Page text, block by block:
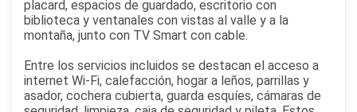
placard, espacios de guardado, escritorio con
biblioteca y ventanales con vistas al valle y a la
montaña, junto con TV Smart con cable.
Entre los servicios incluidos se destacan el acceso a
internet Wi-Fi, calefacción, hogar a leños, parrillas y
asador, cochera cubierta, guarda esquíes, cámaras de